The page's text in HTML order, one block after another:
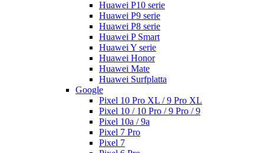
Huawei P10 serie
Huawei P9 serie
Huawei P8 serie
Huawei P Smart
Huawei Y serie
Huawei Honor
Huawei Mate
Huawei Surfplatta
Google
Pixel 10 Pro XL / 9 Pro XL
Pixel 10 / 10 Pro / 9 Pro / 9
Pixel 10a / 9a
Pixel 7 Pro
Pixel 7